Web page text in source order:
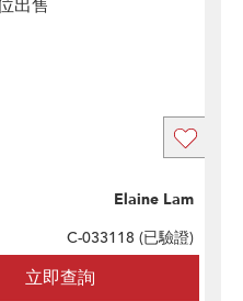
出售
立即查詢
Elaine Lam
C-033118 (已驗證)